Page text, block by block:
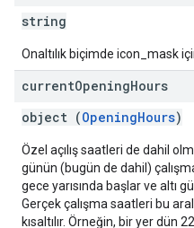
string
Onaltılık biçimde icon_mask
currentOpeningHours
object (OpeningHours)
Özel açılış saatleri de dahil
günün (bugün de dahil)
gece yarısında başlar ve altı
Gerçek çalışma saatleri bu
kısaltılır. Örneğin, bir yer dün